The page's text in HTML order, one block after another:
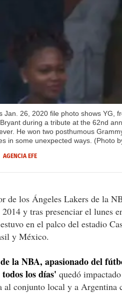
Jan. 26, 2020 file photo shows YG,
during a tribute at the 62nd
He won two posthumous
in some unexpected ways. (Photo
AGENCIA EFE
de los Ángeles Lakers de la
y tras presenciar el lunes
en el palco del estadio
y México.
la NBA, apasionado del
los días' quedó
al conjunto local y a Argentina